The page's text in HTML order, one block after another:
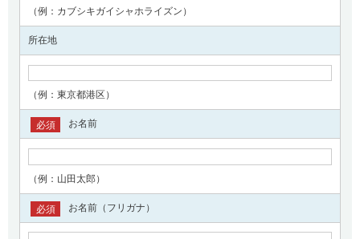
（例：カブシキガイシャホライズン）
所在地
（例：東京都港区）
お名前
必須
（例：山田太郎）
お名前（フリガナ）
必須